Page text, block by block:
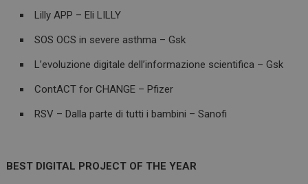
Lilly APP – Eli LILLY
SOS OCS in severe asthma – Gsk
L’evoluzione digitale dell’informazione scientifica – Gsk
ContACT for CHANGE – Pfizer
RSV – Dalla parte di tutti i bambini – Sanofi
BEST DIGITAL PROJECT OF THE YEAR